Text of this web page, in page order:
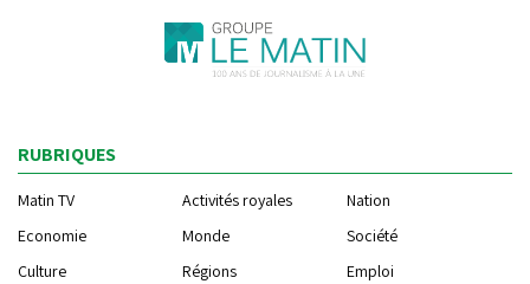
RUBRIQUES
Matin TV Activités royales
Nation
Economie
Monde
Société
Culture
Régions
Emploi